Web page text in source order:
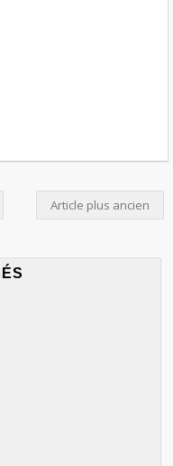
Article plus ancien